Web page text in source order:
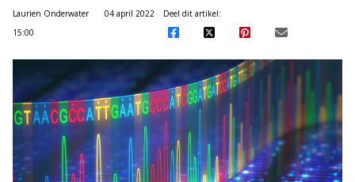
Laurien Onderwater
04 april 2022
15:00
Deel dit artikel: